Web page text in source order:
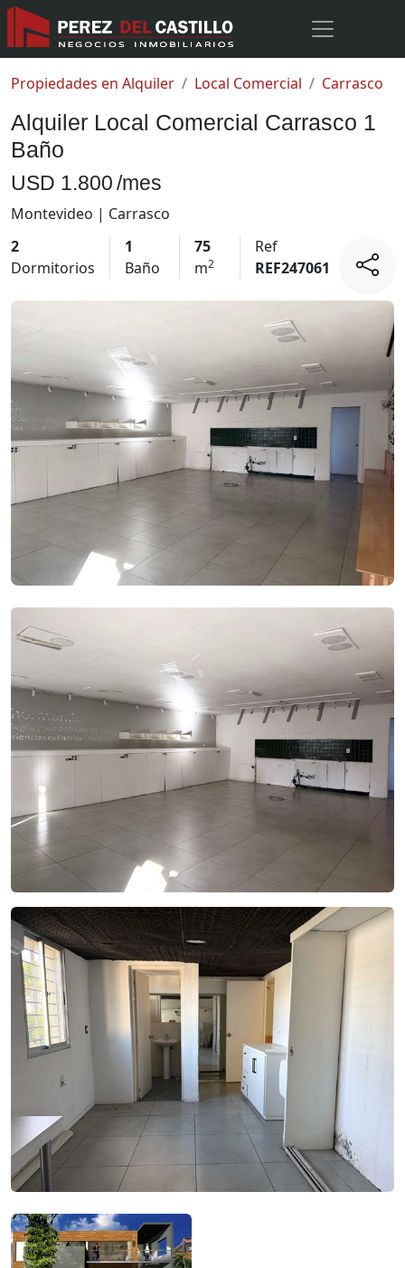
Propiedades en Alquiler Local Comercial Carrasco
Alquiler Local Comercial Carrasco 1
Baño
USD 1.800/mes
Montevideo | Carrasco
2
Dormitorios
1
Baño
75
m2
Ref
REF247061